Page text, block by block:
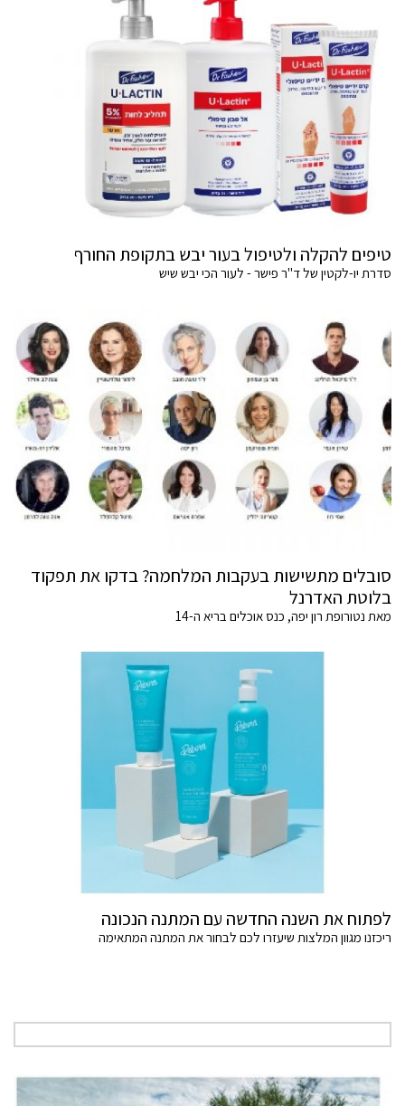
טיפים להקלה ולטיפול בעור יבש בתקופת החורף
סדרת יו-לקטין של ד"ר פישר - לעור הכי יבש שיש
סובלים מתשישות בעקבות המלחמה? בדקו את תפקוד
בלוטת האדרנל
מאת נטורופת רון יפה, כנס אוכלים בריא ה-14
לפתוח את השנה החדשה עם המתנה הנכונה
ריכזנו מגוון המלצות שיעזרו לכם לבחור את המתנה המתאימה